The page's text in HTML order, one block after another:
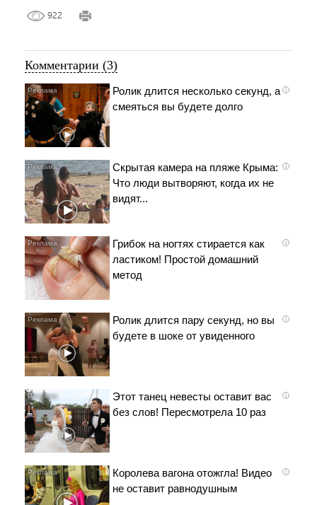
922
Комментарии (3)
i
Ролик длится несколько секунд, а
смеяться вы будете долго
i
Скрытая камера на пляже Крыма:
Что люди вытворяют, когда их не
видят...
i
Грибок на ногтях стирается как
ластиком! Простой домашний
метод
i
Ролик длится пару секунд, но вы
будете в шоке от увиденного
i
Этот танец невесты оставит вас
без слов! Пересмотрела 10 раз
i
Королева вагона отожгла! Видео
не оставит равнодушным